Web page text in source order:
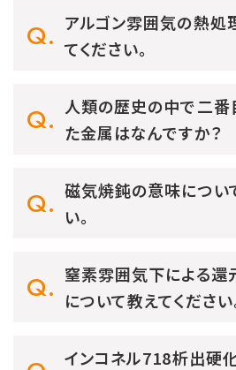
アルゴン雰囲気の熱処
てください。
人類の歴史の中で二番
た金属はなんですか？
磁気焼鈍の意味につい
い。
窒素雰囲気下による還
について教えてください
インコネル718析出硬